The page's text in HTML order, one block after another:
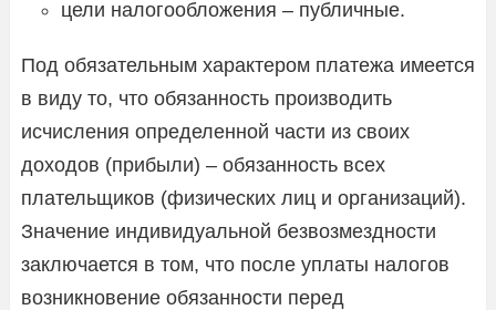
цели налогообложения – публичные.
Под обязательным характером платежа имеется
в виду то, что обязанность производить
исчисления определенной части из своих
доходов (прибыли) – обязанность всех
плательщиков (физических лиц и организаций).
Значение индивидуальной безвозмездности
заключается в том, что после уплаты налогов
возникновение обязанности перед